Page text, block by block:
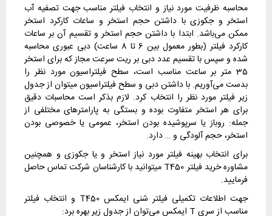
محاسبه ظرفیت مورد نیاز و انتخاب فیلتر مناسب جهت تصفیه آب
استخر و جکوزی با داشتن حجم استخر و ساعات کارکرد استخر
ممکن می‌باشد. ابتدا با داشتن حجم استخر و تقسیم آن بر ساعات
کارکرد فیلتر (بطور معمول بین 6 تا 8 ساعت) دبی عبوری محاسبه
شده و سپس با تقسیم عدد دبی بر ریت سرعت مجاز که برای استخر
35 متر بر ساعت مناسب است، سطح فیلتراسیون مورد نظر را
بدست می‌آوریم. با داشتن دبی و سطح فیلتراسیون میتوان از جدول
زیر فیلتر مورد نظر را انتخاب کرد. لازم بذکر است محاسبات دقیق
برای هر استخر متفاوت بوده و بستگی به پارامترهای مختلفی از
جمله: روباز یا سرپوشیده بودن استخر، عمومی یا خصوصی بودن
استخر، حجم آلودگی و … دارد.
برای انتخاب بهینه فیلتر مورد نیاز استخر و یا جکوزی و همچنین
مشاوره خرید فیلتر T450 میتوانید با کارشناسان شرکت تماس حاصل
فرمایید.
جهت اطلاعات تکمیلی فیلتر شنی ایمکس T450 و انتخاب فیلتر
مناسب از سری T ایمکس می‌توان از جدول زیر بهره برد: